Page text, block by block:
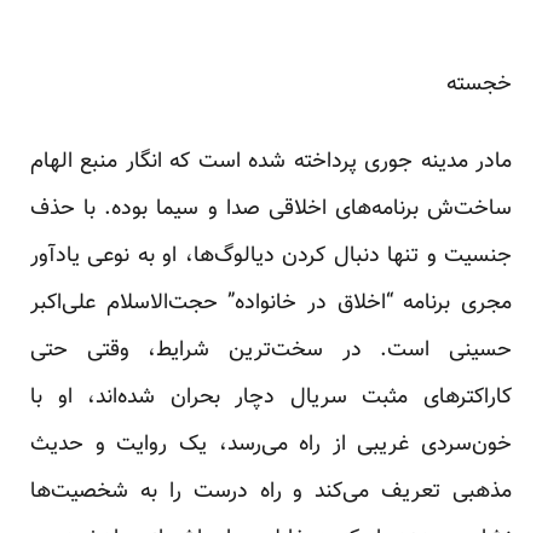
خجسته
مادر مدینه جوری پرداخته شده است که انگار منبع الهام
ساخت‌ش برنامه‌های اخلاقی صدا و سیما بوده. با حذف
جنسیت و تنها دنبال کردن دیالوگ‌ها، او به نوعی یادآور
مجری برنامه “اخلاق در خانواده” حجت‌الاسلام علی‌اکبر
حسینی است. در سخت‌ترین شرایط، وقتی حتی
کاراکترهای مثبت سریال دچار بحران شده‌اند، او با
خون‌سردی غریبی از راه می‌رسد، یک روایت و حدیث
مذهبی تعریف می‌کند و راه درست را به شخصیت‌ها